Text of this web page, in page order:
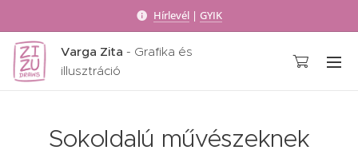
Hírlevél | GYIK
Varga Zita - Grafika és
illusztráció
Sokoldalú művészeknek